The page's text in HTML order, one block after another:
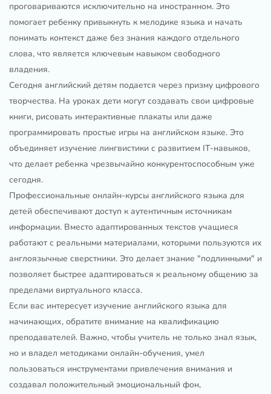
проговариваются исключительно на иностранном. Это
помогает ребенку привыкнуть к мелодике языка и начать
понимать контекст даже без знания каждого отдельного
слова, что является ключевым навыком свободного
владения.
Сегодня английский детям подается через призму цифрового
творчества. На уроках дети могут создавать свои цифровые
книги, рисовать интерактивные плакаты или даже
программировать простые игры на английском языке. Это
объединяет изучение лингвистики с развитием IT-навыков,
что делает ребенка чрезвычайно конкурентоспособным уже
сегодня.
Профессиональные онлайн-курсы английского языка для
детей обеспечивают доступ к аутентичным источникам
информации. Вместо адаптированных текстов учащиеся
работают с реальными материалами, которыми пользуются их
англоязычные сверстники. Это делает знание "подлинными" и
позволяет быстрее адаптироваться к реальному общению за
пределами виртуального класса.
Если вас интересует изучение английского языка для
начинающих, обратите внимание на квалификацию
преподавателей. Важно, чтобы учитель не только знал язык,
но и владел методиками онлайн-обучения, умел
пользоваться инструментами привлечения внимания и
создавал положительный эмоциональный фон,